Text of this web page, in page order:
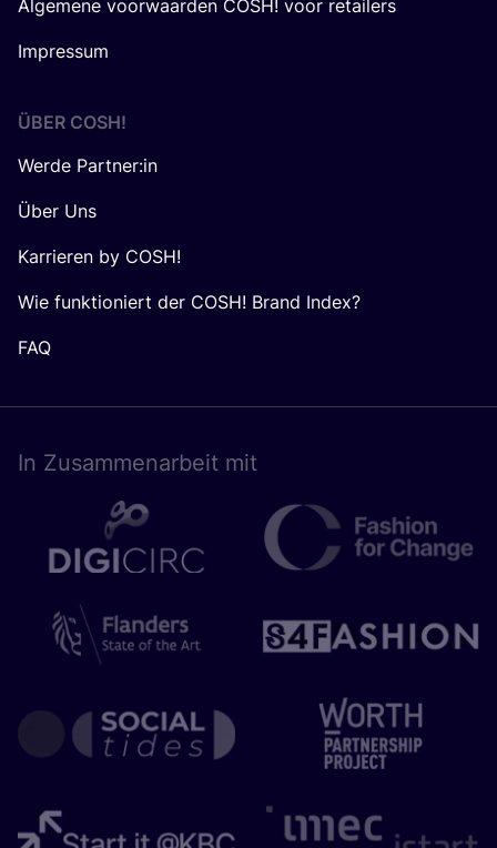
Algemene voorwaarden COSH! voor retailers
Impressum
ÜBER COSH!
Werde Partner:in
Über Uns
Karrieren by COSH!
Wie funktioniert der COSH! Brand Index?
FAQ
In Zusam­men­ar­beit mit